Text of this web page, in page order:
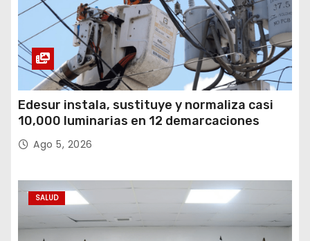
Edesur instala, sustituye y normaliza casi
10,000 luminarias en 12 demarcaciones
Ago 5, 2026
SALUD